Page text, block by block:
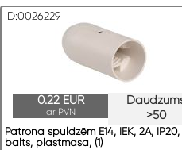
ID:0026229
>50
0.22 EUR
ar PVN
Patrona spuldzēm E14, IEK, 2A, IP20,
balts, plastmasa, (1)